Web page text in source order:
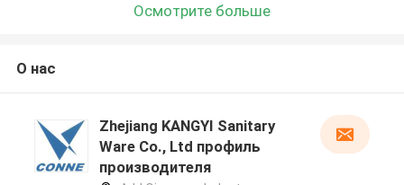
Осмотрите больше
О нас
Zhejiang KANGYI Sanitary
Ware Co., Ltd профиль
производителя